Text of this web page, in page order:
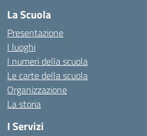
La Scuola
Presentazione
I luoghi
I numeri della scuola
Le carte della scuola
Organizzazione
La storia
I Servizi